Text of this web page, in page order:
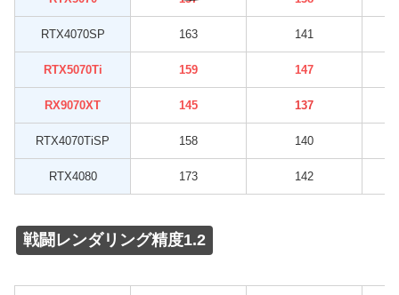
RTX4070SP 163 141
RTX5070Ti 159 147
RX9070XT 145 137
RTX4070TiSP 158 140
RTX4080 173 142
戦闘レンダリング精度1.2